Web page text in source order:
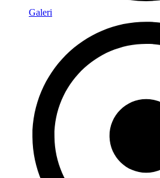
Galeri